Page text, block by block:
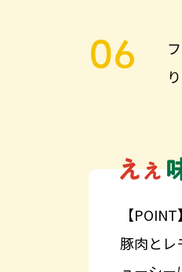
【POINT】
豚肉とレ